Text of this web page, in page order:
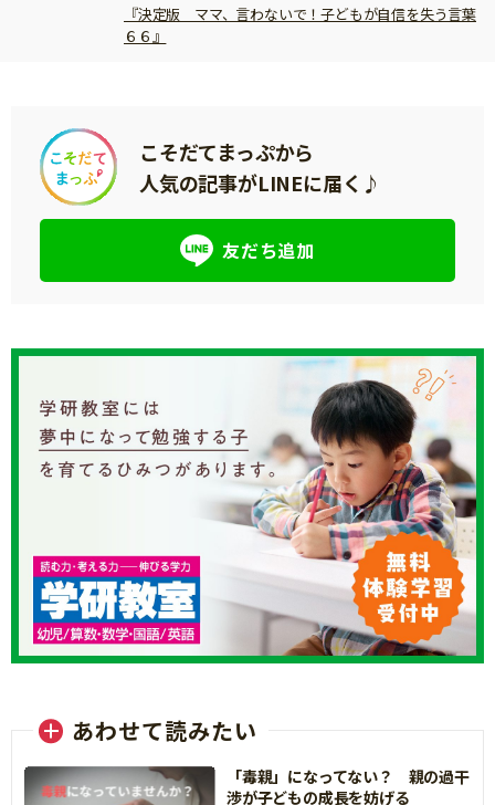
『決定版 ママ、言わないで！子どもが自信を失う言葉
６６』
こそだてまっぷから
人気の記事がLINEに届く♪
友だち追加
あわせて読みたい
「毒親」になってない？ 親の過干
渉が子どもの成長を妨げる